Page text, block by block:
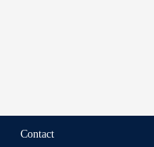
Contact